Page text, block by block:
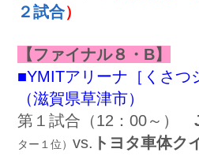
２試合）
【ファイナル８・B】
■YMITアリーナ［くさつ
（滋賀県草津市）
第１試合（12：00～）
ター１位）vs. トヨタ車体ク